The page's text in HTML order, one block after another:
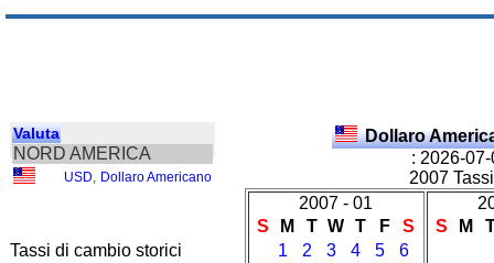
Valuta
NORD AMERICA
USD Dollaro Americano
Tassi di cambio storici
Dollaro
: 2026-
2007
2007 - 01
S
M T W T F
S
1
2 3 4 5
6
S
M